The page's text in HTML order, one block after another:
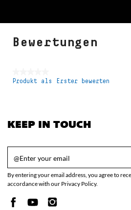
Bewertungen
Kein
Produkt als Erster bewerten
KEEP IN TOUCH
By entering your email address, you agree to
accordance with our Privacy Policy.